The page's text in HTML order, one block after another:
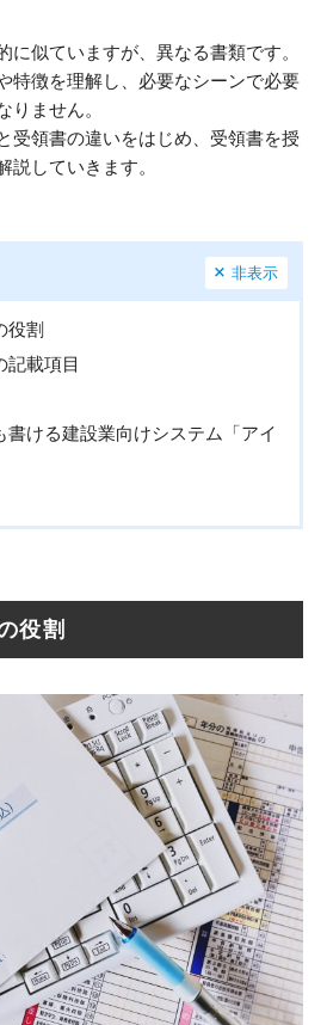
に似ていますが、異なる書類です。
特徴を理解し、必要なシーンで必要
りません。
受領書の違いをはじめ、受領書を授
説していきます。
非表示
役割
記載項目
書ける建設業向けシステム「アイ
役割